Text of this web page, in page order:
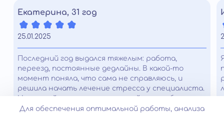
Екатерина, 31 год
25.01.2025
Последний год выдался тяжелым: работа,
переезд, постоянные дедлайны. В какой-то
момент поняла, что сама не справляюсь, и
решила начать лечение стресса у специалиста.
На первой консультации спокойно разобрали
мои симптомы, режим сна и питание, объяснили,
Для обеспечения оптимальной работы, анализа